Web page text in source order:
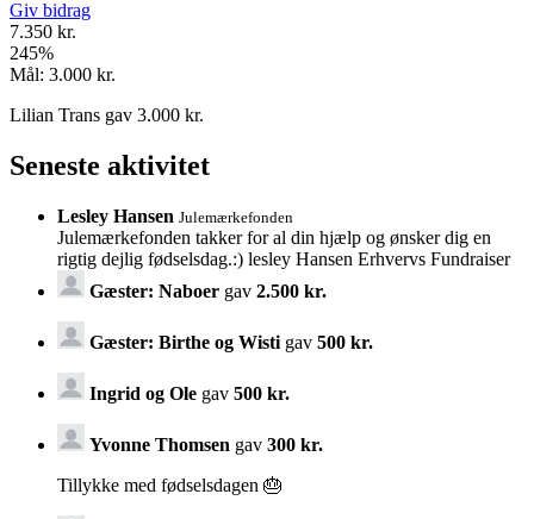
Giv bidrag
7.350 kr.
245%
Mål: 3.000 kr.
Lilian Trans gav 3.000 kr.
Seneste aktivitet
Lesley Hansen Julemærkefonden
Julemærkefonden takker for al din hjælp og ønsker dig en
rigtig dejlig fødselsdag.:) lesley Hansen Erhvervs Fundraiser
Gæster: Naboer gav 2.500 kr.
Gæster: Birthe og Wisti gav 500 kr.
Ingrid og Ole gav 500 kr.
Yvonne Thomsen gav 300 kr.
Tillykke med fødselsdagen 🎂